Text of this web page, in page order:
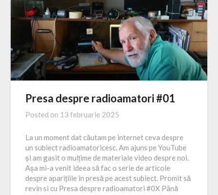
Presa despre radioamatori #01
Posted on 13 februarie 2025
La un moment dat căutam pe internet ceva despre
un subiect radioamatoricesc. Am ajuns pe YouTube
și am gasit o mulțime de materiale video despre noi.
Așa mi-a venit ideea să fac o serie de articole
despre aparițiile în presă pe acest subiect. Promit să
revin si cu Presa despre radioamatori #0X Până